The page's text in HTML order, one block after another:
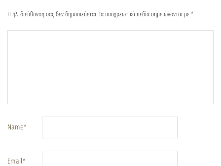
Η ηλ. διεύθυνση σας δεν δημοσιεύεται. Τα υποχρεωτικά πεδία σημειώνονται με *
Name*
Email*